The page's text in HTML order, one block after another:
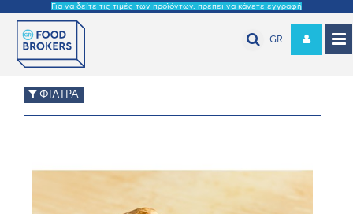
Για να δείτε τις τιμές των προϊόντων, πρέπει να κάνετε εγγραφή
GR
ΦΙΛΤΡΑ